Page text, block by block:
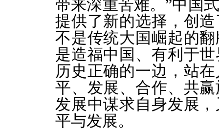
带来深重苦难。”中国
提供了新的选择，创
不是传统大国崛起的
是造福中国、有利于
历史正确的一边，站
平、发展、合作、共
发展中谋求自身发展
平与发展。